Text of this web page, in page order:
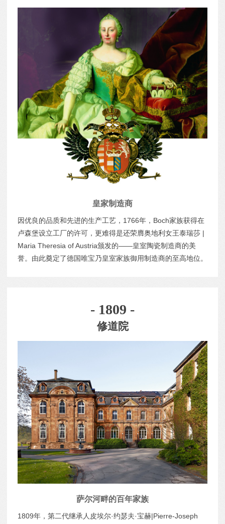
皇家制造商
因优良的品质和先进的生产工艺，1766年，Boch家族获得在
卢森堡设立工厂的许可，更难得是还荣膺奥地利女王泰瑞莎 |
Maria Theresia of Austria颁发的——皇室陶瓷制造商的美
誉。由此奠定了德国唯宝乃皇室家族御用制造商的至高地位。
- 1809 -
修道院
萨尔河畔的百年家族
1809年，第二代继承人皮埃尔·约瑟夫·宝赫|Pierre-Joseph